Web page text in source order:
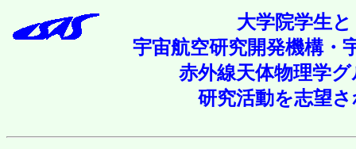
大学院学生
宇宙航空研究開発機構・
赤外線天体物理学
研究活動を志望